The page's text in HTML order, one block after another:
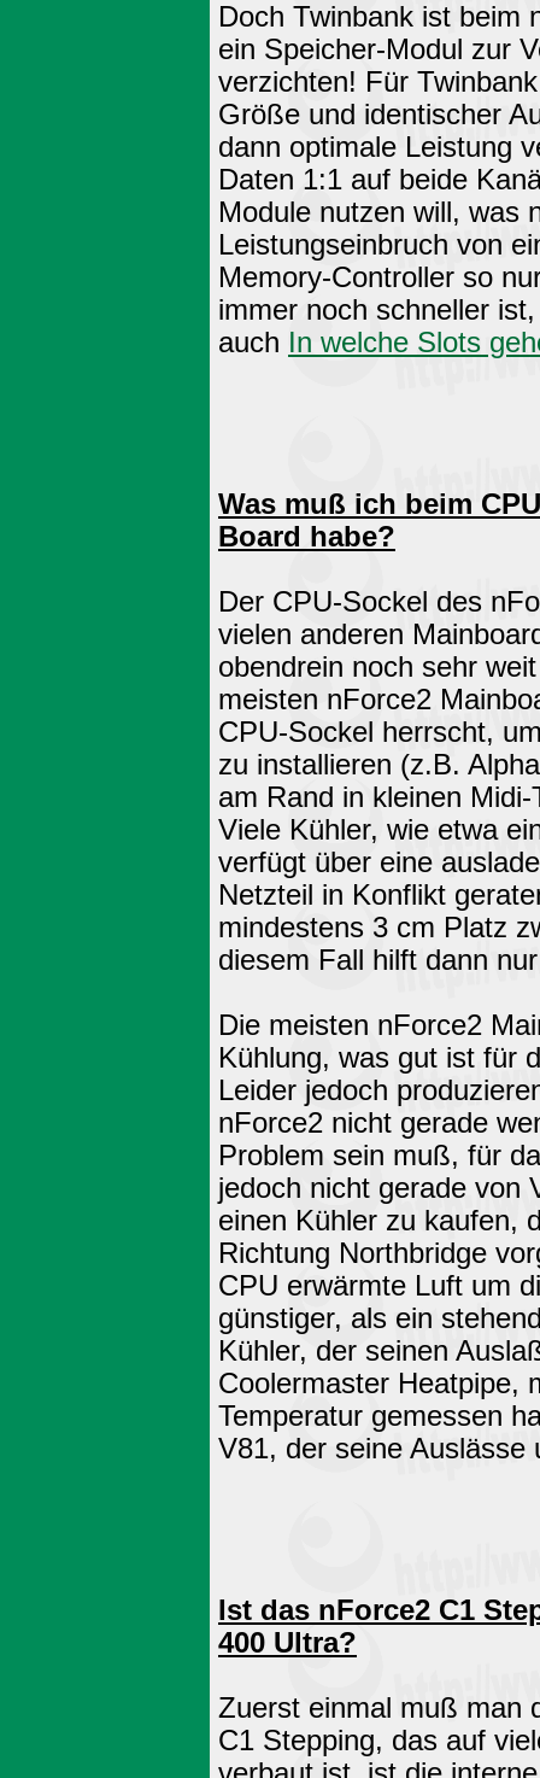
Doch Twinbank ist beim
ein Speicher-Modul zur
verzichten! Für
Größe und identischer
dann optimale Leistung
Daten 1:1 auf beide
Module nutzen will, was
Leistungseinbruch von
Memory-Controller so
immer noch schneller
auch In welche Slots
Was muß ich beim
Board habe?
Der CPU-Sockel des
vielen anderen
obendrein noch sehr
meisten nForce2
CPU-Sockel herrscht,
zu installieren (z.B.
am Rand in kleinen
Viele Kühler, wie etwa
verfügt über eine
Netzteil in Konflikt
mindestens 3 cm Platz
diesem Fall hilft dann
Die meisten nForce2
Kühlung, was gut ist für
Leider jedoch
nForce2 nicht gerade
Problem sein muß, für
jedoch nicht gerade von
einen Kühler zu kaufen,
Richtung Northbridge
CPU erwärmte Luft um
günstiger, als ein
Kühler, der seinen
Coolermaster Heatpipe,
Temperatur gemessen
V81, der seine Auslässe
Ist das nForce2 C1
400 Ultra?
Zuerst einmal muß man
C1 Stepping, das auf